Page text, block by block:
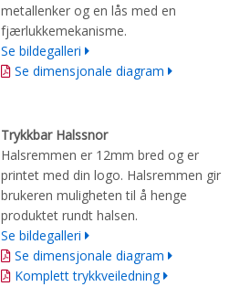
metallenker og en lås med en
fjærlukkemekanisme.
Se bildegalleri
Se dimensjonale diagram
Trykkbar Halssnor
Halsremmen er 12mm bred og er
printet med din logo. Halsremmen gir
brukeren muligheten til å henge
produktet rundt halsen.
Se bildegalleri
Se dimensjonale diagram
Komplett trykkveiledning